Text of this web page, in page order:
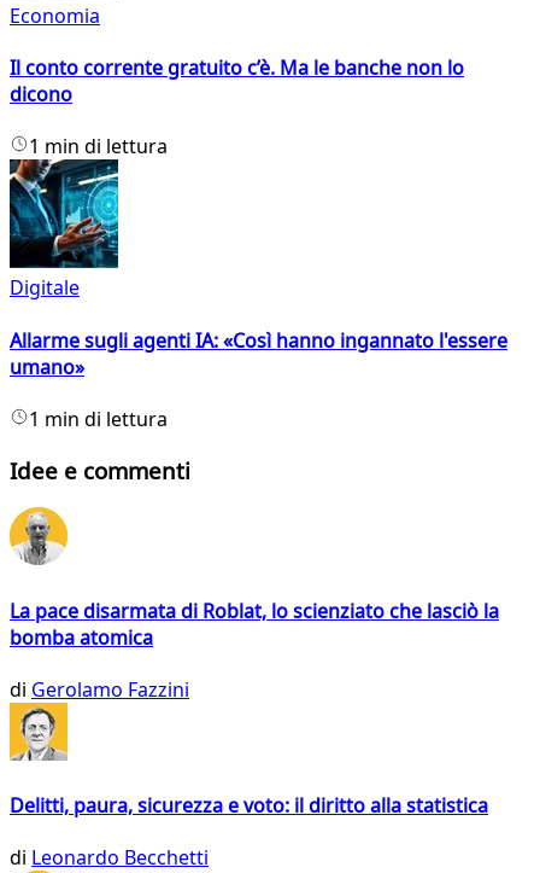
Economia
Il conto corrente gratuito c’è. Ma le banche non lo
dicono
1 min di lettura
Digitale
Allarme sugli agenti IA: «Così hanno ingannato l'essere
umano»
1 min di lettura
Idee e commenti
La pace disarmata di Roblat, lo scienziato che lasciò la
bomba atomica
di Gerolamo Fazzini
Delitti, paura, sicurezza e voto: il diritto alla statistica
di Leonardo Becchetti